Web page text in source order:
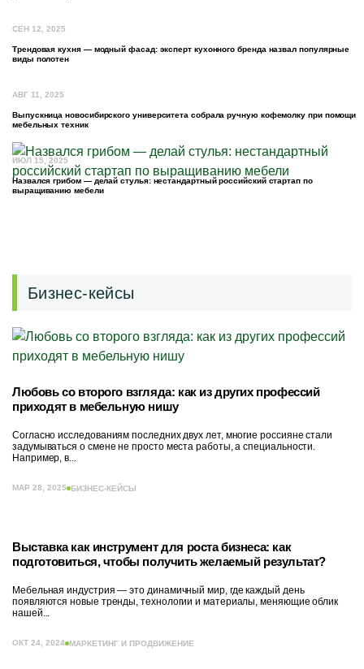
СЕН 12, 2025
Трендовая кухня — модный фасад: эксперт кухонного бренда назвал популярные
виды полотен
АВГ 11, 2025
Выпускница новосибирского университета собрала ручную кофемолку при помощи
мебельных техник
ИЮЛ 15, 2025
Назвался грибом — делай стулья: нестандартный российский стартап по
выращиванию мебели
Бизнес-кейсы
Любовь со второго взгляда: как из других профессий
приходят в мебельную нишу
Согласно исследованиям последних двух лет, многие россияне стали
задумываться о смене не просто места работы, а специальности.
Например, в...
МАР 28, 2025 БИЗНЕС-КЕЙСЫ
Выставка как инструмент для роста бизнеса: как
подготовиться, чтобы получить желаемый результат?
Мебельная индустрия — это динамичный мир, где каждый день
появляются новые тренды, технологии и материалы, меняющие облик
нашей...
ОКТ 24, 2024 МАРКЕТИНГ И ПРОДВИЖЕНИЕ